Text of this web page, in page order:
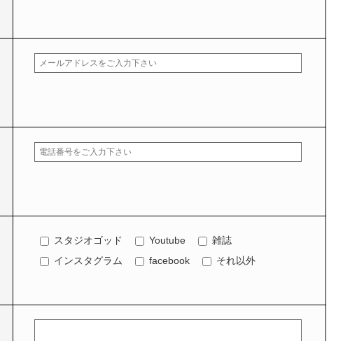
スタジオゴッド Youtube
雑誌
インスタグラム
facebook それ以外